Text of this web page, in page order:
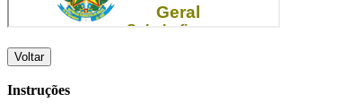
Voltar
Instruções